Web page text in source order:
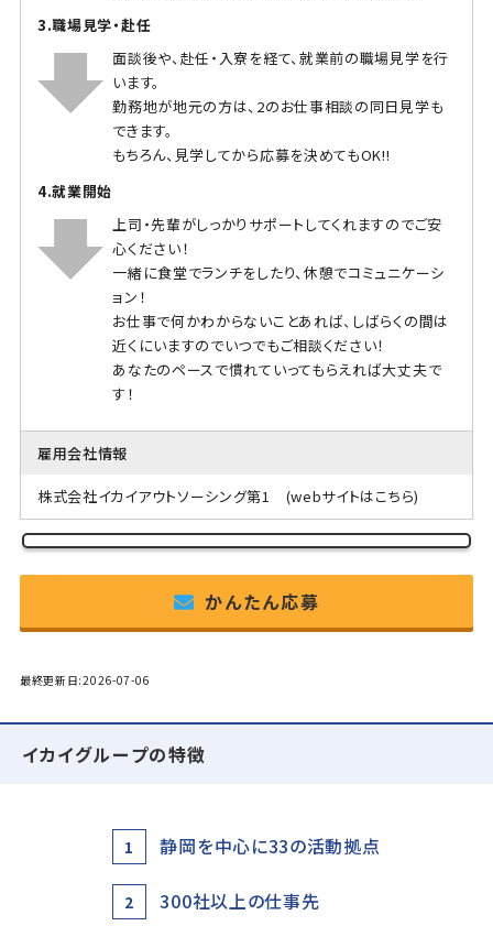
3.職場見学・赴任
面談後や、赴任・入寮を経て、就業前の職場見学を行
います。
勤務地が地元の方は、2のお仕事相談の同日見学も
できます。
もちろん、見学してから応募を決めてもOK!!
4.就業開始
上司・先輩がしっかりサポートしてくれますのでご安
心ください！
一緒に食堂でランチをしたり、休憩でコミュニケーシ
ョン！
お仕事で何かわからないことあれば、しばらくの間は
近くにいますのでいつでもご相談ください！
あなたのペースで慣れていってもらえれば大丈夫で
す！
雇用会社情報
株式会社イカイアウトソーシング第1 (webサイトはこちら)
かんたん応募
最終更新日:2026-07-06
イカイグループの特徴
1 静岡を中心に33の活動拠点
2 300社以上の仕事先